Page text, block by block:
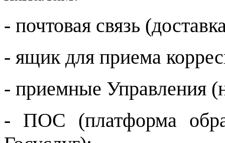
- почтовая связь
- ящик для приема
- приемные Управления
- ПОС (платформа